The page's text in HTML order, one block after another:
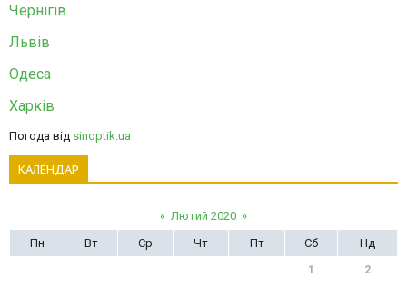
Чернігів
Львів
Одеса
Харків
Погода від sinoptik.ua
КАЛЕНДАР
« Лютий 2020 »
Пн
Вт Ср Чт Пт Сб Нд
1 2